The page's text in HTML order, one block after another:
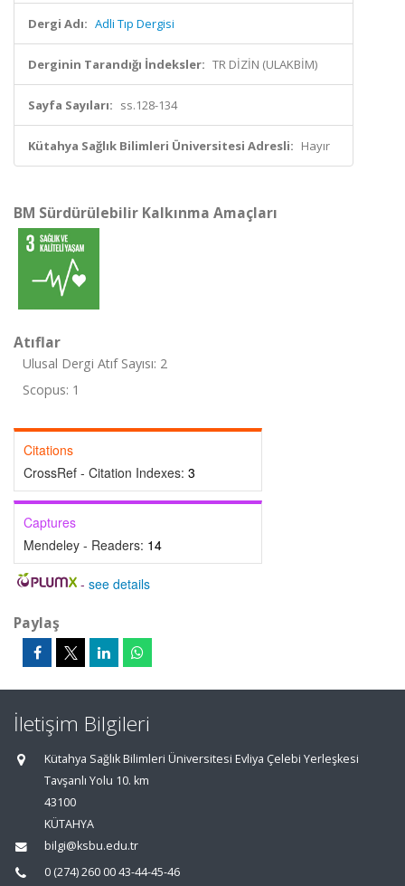
Dergi Adı: Adli Tıp Dergisi
Derginin Tarandığı İndeksler: TR DİZİN (ULAKBİM)
Sayfa Sayıları: ss.128-134
Kütahya Sağlık Bilimleri Üniversitesi Adresli: Hayır
BM Sürdürülebilir Kalkınma Amaçları
Atıflar
Ulusal Dergi Atıf Sayısı: 2
Scopus: 1
Citations
CrossRef - Citation Indexes: 3
Captures
Mendeley - Readers: 14
- see details
Paylaş
İletişim Bilgileri
Kütahya Sağlık Bilimleri Üniversitesi Evliya Çelebi Yerleşkesi
Tavşanlı Yolu 10. km
43100
KÜTAHYA
bilgi@ksbu.edu.tr
0 (274) 260 00 43-44-45-46